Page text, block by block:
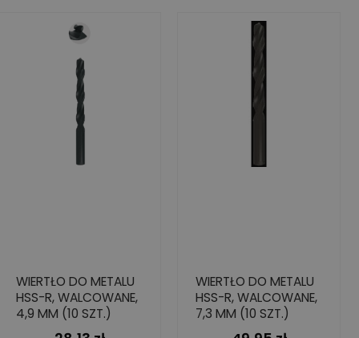
WIERTŁO DO METALU
HSS-R, WALCOWANE,
4,9 MM (10 SZT.)
WIERTŁO DO METALU
HSS-R, WALCOWANE,
7,3 MM (10 SZT.)